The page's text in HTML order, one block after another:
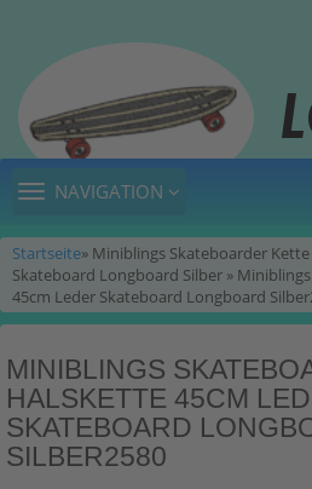
TOGGLE
NAVIGATION
Startseite» Miniblings Skateboarder
Skateboard Longboard Silber »
45cm Leder Skateboard Longboard
MINIBLINGS
HALSKETTE 45CM
SKATEBOARD
SILBER2580